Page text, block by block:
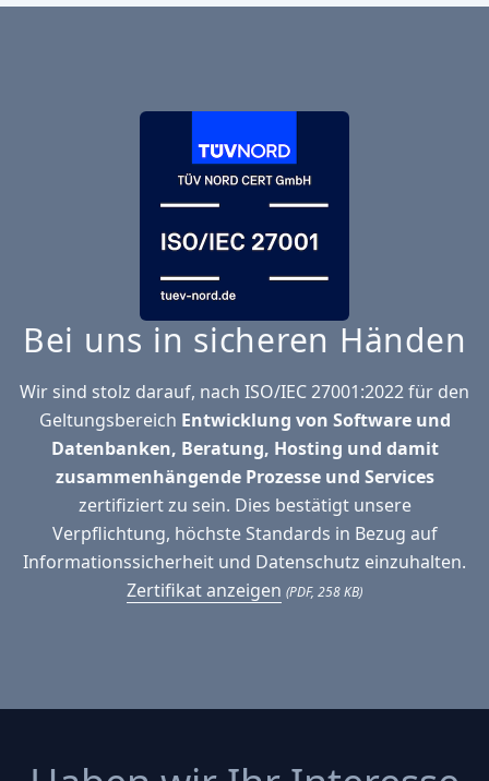
Bei uns in sicheren Händen
Wir sind stolz darauf, nach ISO/IEC 27001:2022 für den
Geltungsbereich Entwicklung von Software und
Datenbanken, Beratung, Hosting und damit
zusammenhängende Prozesse und Services
zertifiziert zu sein. Dies bestätigt unsere
Verpflichtung, höchste Standards in Bezug auf
Informationssicherheit und Datenschutz einzuhalten.
Zertifikat anzeigen (PDF, 258 KB)